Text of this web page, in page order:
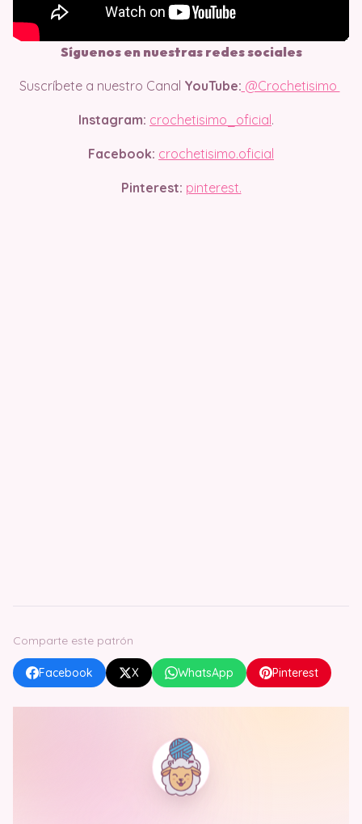
Síguenos en nuestras redes sociales
Suscríbete a nuestro Canal YouTube: @Crochetisimo
Instagram: crochetisimo_oficial .
Facebook: crochetisimo.oficial
Pinterest: pinterest.
Comparte este patrón
Facebook X WhatsApp Pinterest